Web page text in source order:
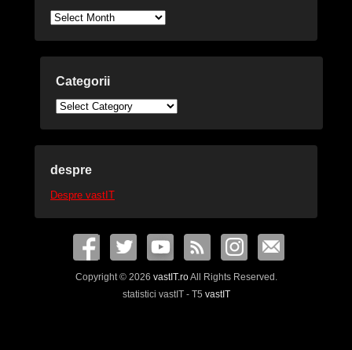
Arhive
Categorii
Categorii
despre
Despre vastIT
Copyright © 2026 vastIT.roAll Rights Reserved.
statistici vastIT - T5 vastIT